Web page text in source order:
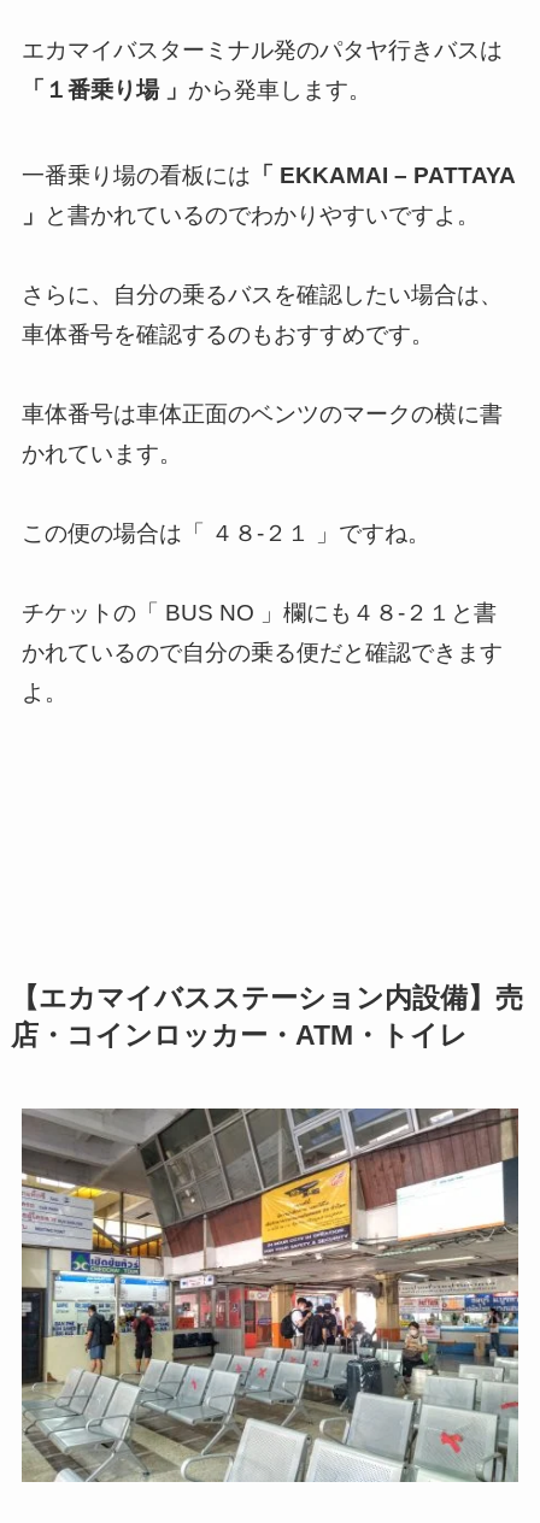
エカマイバスターミナル発のパタヤ行きバスは
「１番乗り場 」 から発車します。
一番乗り場の看板には 「 EKKAMAI – PATTAYA
」
と書かれているのでわかりやすいですよ。
さらに、自分の乗るバスを確認したい場合は、
車体番号を確認するのもおすすめです。
車体番号は車体正面のベンツのマークの横に書
かれています。
この便の場合は「 ４８-２１ 」ですね。
チケットの「 BUS NO 」欄にも４８-２１と書
かれているので自分の乗る便だと確認できます
よ。
【エカマイバスステーション内設備】売
店・コインロッカー・ATM・トイレ